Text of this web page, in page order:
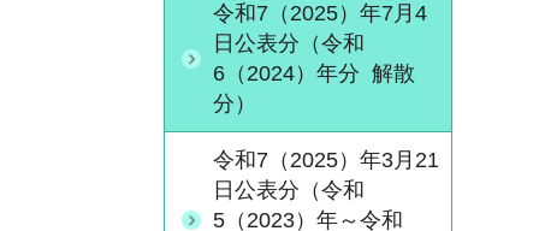
令和7（2025）年7月4
日公表分（令和
6（2024）年分 解散
分）
令和7（2025）年3月21
日公表分（令和
5（2023）年～令和